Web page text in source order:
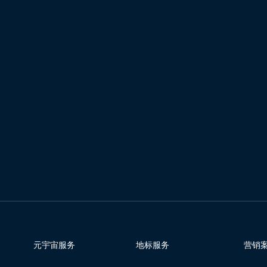
元宇宙服务 地标服务 营销